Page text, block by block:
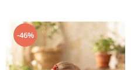
-46%